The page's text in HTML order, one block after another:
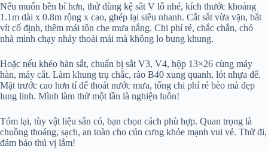
Nếu muốn bền bỉ hơn, thử dùng kệ sắt V lỗ nhé, kích thước khoảng
1.1m dài x 0.8m rộng x cao, ghép lại siêu nhanh. Cắt sắt vừa vặn, bắt
vít cố định, thêm mái tôn che mưa nắng. Chi phí rẻ, chắc chắn, chó
nhà mình chạy nhảy thoải mái mà không lo bung khung.
Hoặc nếu khéo hàn sắt, chuẩn bị sắt V3, V4, hộp 13×26 cùng máy
hàn, máy cắt. Làm khung trụ chắc, rào B40 xung quanh, lót nhựa đế.
Mặt trước cao hơn tí để thoát nước mưa, tổng chi phí rẻ bèo mà đẹp
lung linh. Mình làm thử một lần là nghiện luôn!
Tóm lại, tùy vật liệu sẵn có, bạn chọn cách phù hợp. Quan trọng là
chuồng thoáng, sạch, an toàn cho cún cưng khỏe mạnh vui vẻ. Thử đi,
đảm bảo thú vị lắm!